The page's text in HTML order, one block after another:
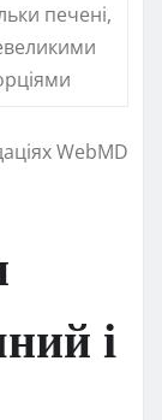
печені,
WebMD
і